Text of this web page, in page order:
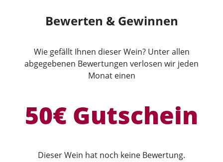
Bewerten & Gewinnen
Wie gefällt Ihnen dieser Wein? Unter allen
abgegebenen Bewertungen verlosen wir jeden
Monat einen
50€ Gutschein
Dieser Wein hat noch keine Bewertung.